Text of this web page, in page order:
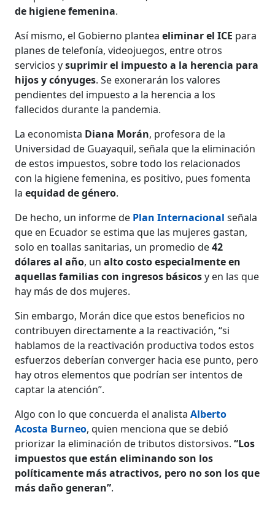
de higiene femenina.
Así mismo, el Gobierno planteaeliminar el ICE para
planes de telefonía, videojuegos, entre otros
servicios ysuprimir el impuesto a la herencia para
hijos y cónyuges. Se exonerarán los valores
pendientes del impuesto a la herencia a los
fallecidos durante la pandemia.
La economista Diana Morán, profesora de la
Universidad de Guayaquil, señala que la eliminación
de estos impuestos, sobre todo los relacionados
con la higiene femenina, es positivo, pues fomenta
laequidad de género.
De hecho, un informe de Plan Internacional señala
que en Ecuador se estima que las mujeres gastan,
solo en toallas sanitarias, un promedio de42
dólares al año, unalto costo especialmente en
aquellas familias con ingresos básicosy en las que
hay más de dos mujeres.
Sin embargo, Morán dice que estos beneficios no
contribuyen directamente a la reactivación, “si
hablamos de la reactivación productiva todos estos
esfuerzos deberían converger hacia ese punto, pero
hay otros elementos que podrían ser intentos de
captar la atención”.
Algo con lo que concuerda el analistaAlberto
Acosta Burneo, quien menciona que se debió
priorizar la eliminación de tributos distorsivos.“Los
impuestos que están eliminando son los
políticamente más atractivos, pero no son los que
más daño generan”.